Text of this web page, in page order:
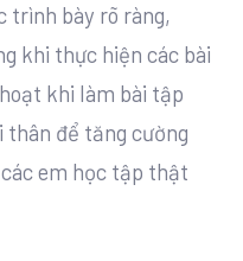
trình bày rõ ràng,
khi thực hiện các bài
khi làm bài tập
thân để tăng cường
em học tập thật